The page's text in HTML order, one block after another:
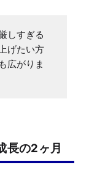
しすぎる
げたい方
広がりま
長の2ヶ月